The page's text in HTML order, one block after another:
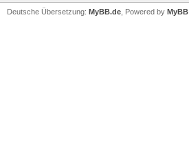
Deutsche Übersetzung: MyBB.de , Powered by MyBB